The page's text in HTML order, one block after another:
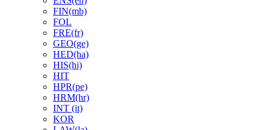
FIN(mb)
FOL
FRE(fr)
GEO(ge)
HED(ha)
HIS(hi)
HIT
HPR(pe)
HRM(hr)
INT (it)
KOR